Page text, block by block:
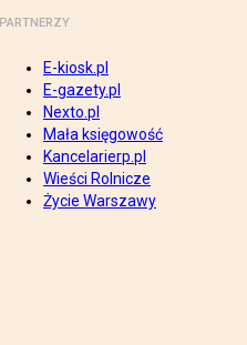
PARTNERZY
E-kiosk.pl
E-gazety.pl
Nexto.pl
Mała księgowość
Kancelarierp.pl
Wieści Rolnicze
Życie Warszawy